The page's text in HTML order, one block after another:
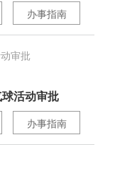
办事指南
审批
活动审批
办事指南